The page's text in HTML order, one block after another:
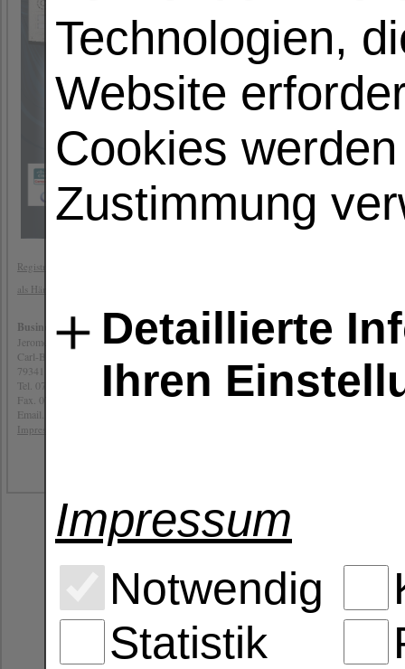
Registrieren sie sich hier
als Händler
Business for You - Distribution
Jerome Drach
Carl-Benz-Str. 2a
79341 Kenzingen
Tel. 07644 9226244
Fax. 07644 9226 111
Email. info@b4y-distribution.de
Impressum
personenbezogener Daten
der betroffenen Person ein
Verantwortliche Stelle im Sinne der
Business for You Distribution Jerome
Carl-Benz-Str.2a
Ihre Betroffenenrechte
Auskunft über Ihre bei uns
Berichtigung unrichtiger
Löschung Ihrer bei uns
Sie können sich jederzeit mit einer
nach dem Bundesland Ihres
Zwecke der Datenverarbeitung
Wir verarbeiten Ihre
schutzwürdiges Interesse an der
Löschung bzw. Sperrung der Daten
Wir halten uns an die Grundsätze
wie dies zur Erreichung der hier
vorsehen. Nach Fortfall des
gesetzlichen Vorschriften gesperrt
Erfassung allgemeiner
Wenn Sie auf unsere Website
Technologien,
Website
Cookies
Zustimmung
Detaillierte
Ihren
Impressum
Notwendig
Statistik